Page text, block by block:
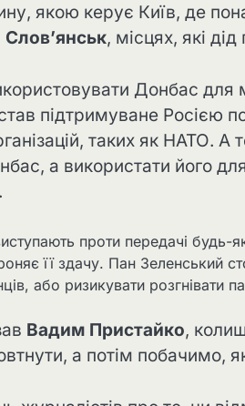
якою керує Київ, де
Слов’янськ, місцях, які
Донбас для
підтримуване Росією
таких як НАТО. А
а використати його
проти передачі будь-
її здачу. Пан Зеленський
або ризикувати розгнівати
Вадим Пристайко,
а потім побачимо,